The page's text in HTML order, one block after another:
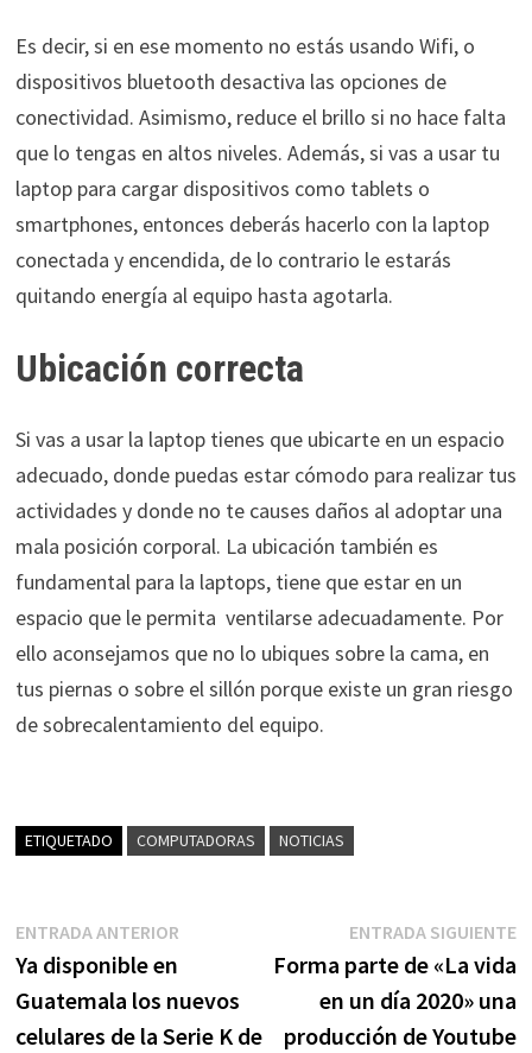
Es decir, si en ese momento no estás usando Wifi, o
dispositivos bluetooth desactiva las opciones de
conectividad. Asimismo, reduce el brillo si no hace falta
que lo tengas en altos niveles. Además, si vas a usar tu
laptop para cargar dispositivos como tablets o
smartphones, entonces deberás hacerlo con la laptop
conectada y encendida, de lo contrario le estarás
quitando energía al equipo hasta agotarla.
Ubicación correcta
Si vas a usar la laptop tienes que ubicarte en un espacio
adecuado, donde puedas estar cómodo para realizar tus
actividades y donde no te causes daños al adoptar una
mala posición corporal. La ubicación también es
fundamental para la laptops, tiene que estar en un
espacio que le permita ventilarse adecuadamente. Por
ello aconsejamos que no lo ubiques sobre la cama, en
tus piernas o sobre el sillón porque existe un gran riesgo
de sobrecalentamiento del equipo.
ETIQUETADO COMPUTADORAS NOTICIAS
Navegación
de
entradas
ENTRADA ANTERIOREntrada
Ya disponible en
Guatemala los nuevos
celulares de la Serie K de
ENTRADA SIGUIENTE
Forma parte de «La vida
en un día 2020» una
producción de Youtube